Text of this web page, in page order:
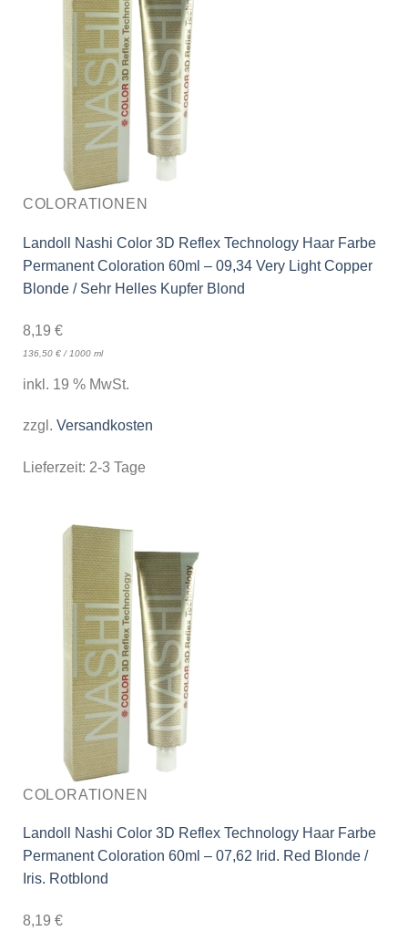
COLORATIONEN
Landoll Nashi Color 3D Reflex Technology Haar Farbe
Permanent Coloration 60ml – 09,34 Very Light Copper
Blonde / Sehr Helles Kupfer Blond
8,19 €
136,50 €/ 1000 ml
inkl. 19 % MwSt.
zzgl. Versandkosten
Lieferzeit: 2-3 Tage
COLORATIONEN
Landoll Nashi Color 3D Reflex Technology Haar Farbe
Permanent Coloration 60ml – 07,62 Irid. Red Blonde /
Iris. Rotblond
8,19 €